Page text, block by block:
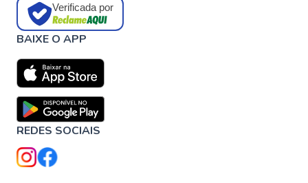
Verificada por
BAIXE O APP
REDES SOCIAIS